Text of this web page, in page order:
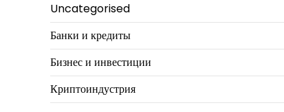
Uncategorised
Банки и кредиты
Бизнес и инвестиции
Криптоиндустрия